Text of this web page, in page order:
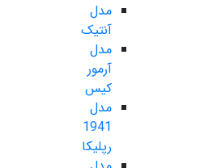
مدل
آنتیک
مدل
آرمور
کیس
مدل
1941
رپلیکا